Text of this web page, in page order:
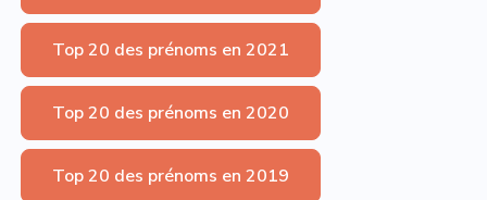
Top 20 des prénoms en 2021
Top 20 des prénoms en 2020
Top 20 des prénoms en 2019